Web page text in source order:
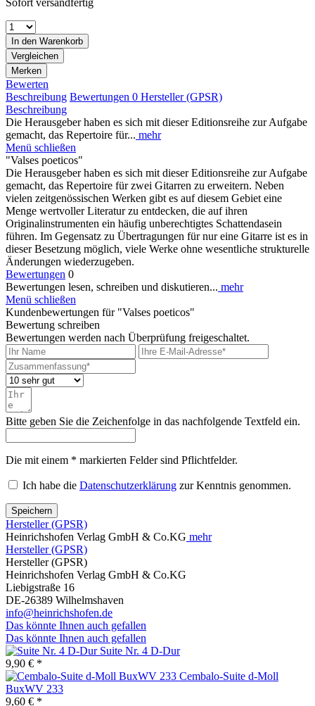
In den Warenkorb
Vergleichen
Merken
Bewerten
Beschreibung Bewertungen 0 Hersteller (GPSR)
Beschreibung
Die Herausgeber haben es sich mit dieser Editionsreihe zur Aufgabe
gemacht, das Repertoire für... mehr
Menü schließen
"Valses poeticos"
Die Herausgeber haben es sich mit dieser Editionsreihe zur Aufgabe
gemacht, das Repertoire für zwei Gitarren zu erweitern. Neben
vielen zeitgenössischen Werken gibt es auf diesem Gebiet eine
Menge wertvoller Literatur zu entdecken, die auf ihren
Originalinstrumenten ein häufig unberechtigtes Schattendasein
führen. Im Gegensatz zu Übertragungen für nur eine Gitarre ist es in
dieser Besetzung möglich, viele Werke ohne wesentliche strukturelle
Änderungen wiederzugeben.
Bewertungen 0
Bewertungen lesen, schreiben und diskutieren... mehr
Menü schließen
Kundenbewertungen für "Valses poeticos"
Bewertung schreiben
Bewertungen werden nach Überprüfung freigeschaltet.
Bitte geben Sie die Zeichenfolge in das nachfolgende Textfeld ein.
Die mit einem * markierten Felder sind Pflichtfelder.
Ich habe die Datenschutzerklärung zur Kenntnis genommen.
Speichern
Hersteller (GPSR)
Heinrichshofen Verlag GmbH & Co.KG mehr
Hersteller (GPSR)
Hersteller (GPSR)
Heinrichshofen Verlag GmbH & Co.KG
Liebigstraße 16
DE-26389 Wilhelmshaven
info@heinrichshofen.de
Das könnte Ihnen auch gefallen
Das könnte Ihnen auch gefallen
Suite Nr. 4 D-Dur
9,90 € *
Cembalo-Suite d-Moll
BuxWV 233
9,60 € *